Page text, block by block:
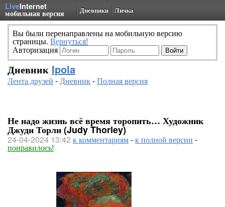
LiveInternet
мобильная версия Дневники Личка
Вы были перенаправлены на мобильную версию
страницы. Вернуться!
Авторизация
Дневник Ipola
Лента друзей -Дневник-Полная версия
Не надо жизнь всё время торопить… Художник
Джуди Торли (Judy Thorley)
24-04-2024 13:42 к комментариям-к полной версии -
понравилось!